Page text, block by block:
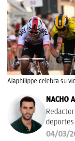
Alaphilippe celebra su
NACHO
deportes
04/03/